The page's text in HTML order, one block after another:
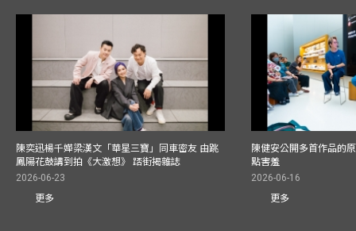
陳奕迅楊千嬅梁漢文「華星三寶」同車密友 由跳
鳳陽花鼓講到拍《大激想》 踎街揭雜誌
2026-06-23
更多
陳健安公開多首作品的
點害羞
2026-06-16
更多